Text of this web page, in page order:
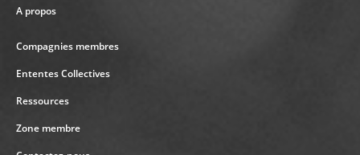
A propos
Compagnies membres
Ententes Collectives
Ressources
Zone membre